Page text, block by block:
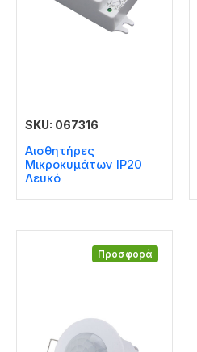
SKU: 067316
Αισθητήρες
Μικροκυμάτων IP20
Λευκό
Προσφορά